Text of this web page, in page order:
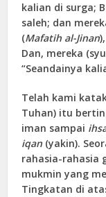
kalian di surga;
saleh; dan
(Mafatih al-Jinan
Dan, mereka
“Seandainya
Telah kami
Tuhan) itu
iman sampai
iqan (yakin).
rahasia-rahasia
mukmin yang
Tingkatan di